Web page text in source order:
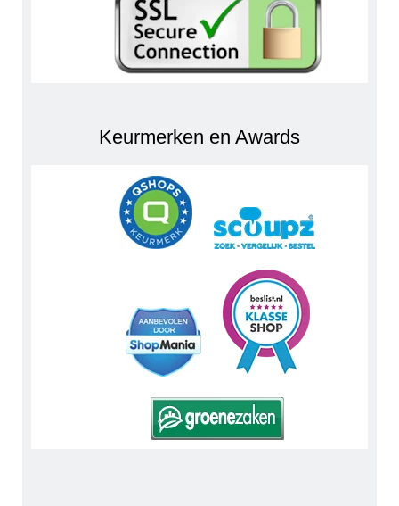
Keurmerken en Awards